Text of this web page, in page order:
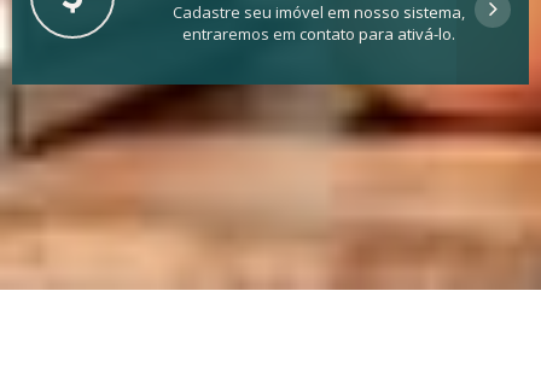
Cadastre seu imóvel em nosso sistema,
entraremos em contato para ativá-lo.